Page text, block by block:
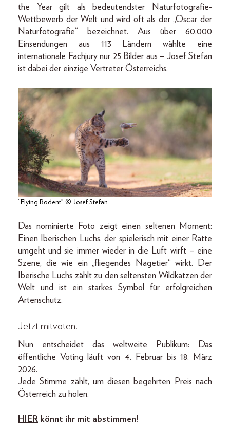
the Year gilt als bedeutendster Naturfotografie-
Wettbewerb der Welt und wird oft als der „Oscar der
Naturfotografie“ bezeichnet. Aus über 60.000
Einsendungen aus 113 Ländern wählte eine
internationale Fachjury nur 25 Bilder aus – Josef Stefan
ist dabei der einzige Vertreter Österreichs.
“Flying Rodent” © Josef Stefan
Das nominierte Foto zeigt einen seltenen Moment:
Einen Iberischen Luchs, der spielerisch mit einer Ratte
umgeht und sie immer wieder in die Luft wirft – eine
Szene, die wie ein „fliegendes Nagetier“ wirkt. Der
Iberische Luchs zählt zu den seltensten Wildkatzen der
Welt und ist ein starkes Symbol für erfolgreichen
Artenschutz.
Jetzt mitvoten!
Nun entscheidet das weltweite Publikum: Das
öffentliche Voting läuft von 4. Februar bis 18. März
2026.
Jede Stimme zählt, um diesen begehrten Preis nach
Österreich zu holen.
HIER könnt ihr mit abstimmen!